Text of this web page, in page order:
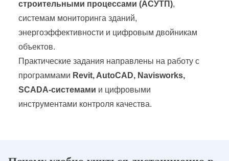
строительными процессами (АСУТП),
системам мониторинга зданий,
энергоэффективности и цифровым двойникам
объектов.
Практические задания направлены на работу с
программами Revit, AutoCAD, Navisworks,
SCADA-системами и цифровыми
инструментами контроля качества.